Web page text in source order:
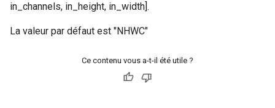
in_channels, in_height, in_width].
La valeur par défaut est "NHWC"
Ce contenu vous a-t-il été utile ?